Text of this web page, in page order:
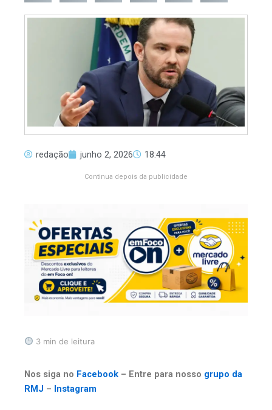
redação junho 2, 2026 18:44
Continua depois da publicidade
3 min de leitura
Nos siga no Facebook – Entre para nosso grupo da
RMJ – Instagram